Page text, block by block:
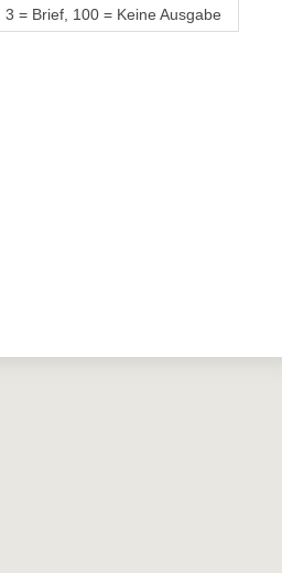
= Brief, 100 = Keine Ausgabe